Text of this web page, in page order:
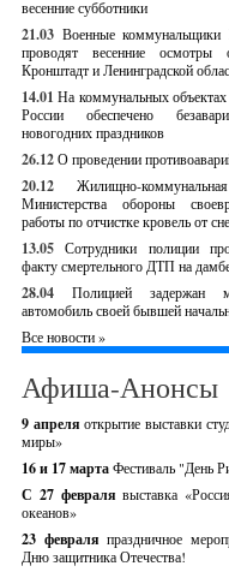
весенние субботники
21.03 Военные
проводят весенние осмотры
Кронштадт и Ленинградской
14.01 На коммунальных
России обеспечено
новогодних праздников
26.12О проведении
20.12
Жилищно-
Министерства обороны
работы по отчистке кровель от
13.05 Сотрудники полиции
факту смертельного ДТП на
28.04
Полицией задержан
автомобиль своей бывшей
Все новости »
Афиша-Анонсы
9 апреляоткрытие выставки
миры»
16 и 17 мартаФестиваль "День
С 27 февралявыставка
океанов»
23 февраляпраздничное
Дню защитника Отечества!